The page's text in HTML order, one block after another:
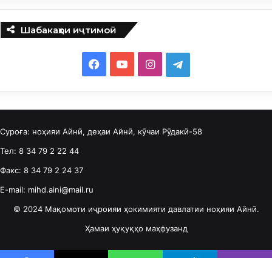
Шабакаҳои иҷтимоӣ
a
c
e
o
k
o
u
T
e
I
n
s
t
r
a
e
l
e
a
m
Суроға: ноҳияи Айнӣ, деҳаи Айнӣ, кӯчаи Рӯдакӣ-58
Тел: 8 34 79 2 22 44
Факс: 8 34 79 2 24 37
E-mail: mihd.aini@mail.ru
© 2024 Мақомоти иҷроияи ҳокимияти давлатии ноҳияи Айнӣ.
Ҳамаи ҳуқуқҳо маҳфузанд